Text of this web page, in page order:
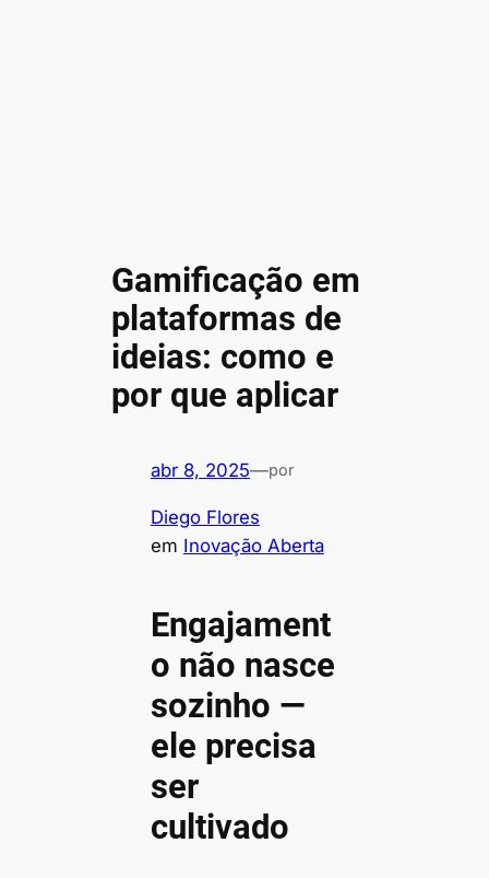
Gamificação em
plataformas de
ideias: como e
por que aplicar
abr 8, 2025—por
Diego Flores
em Inovação Aberta
Engajament
o não nasce
sozinho —
ele precisa
ser
cultivado